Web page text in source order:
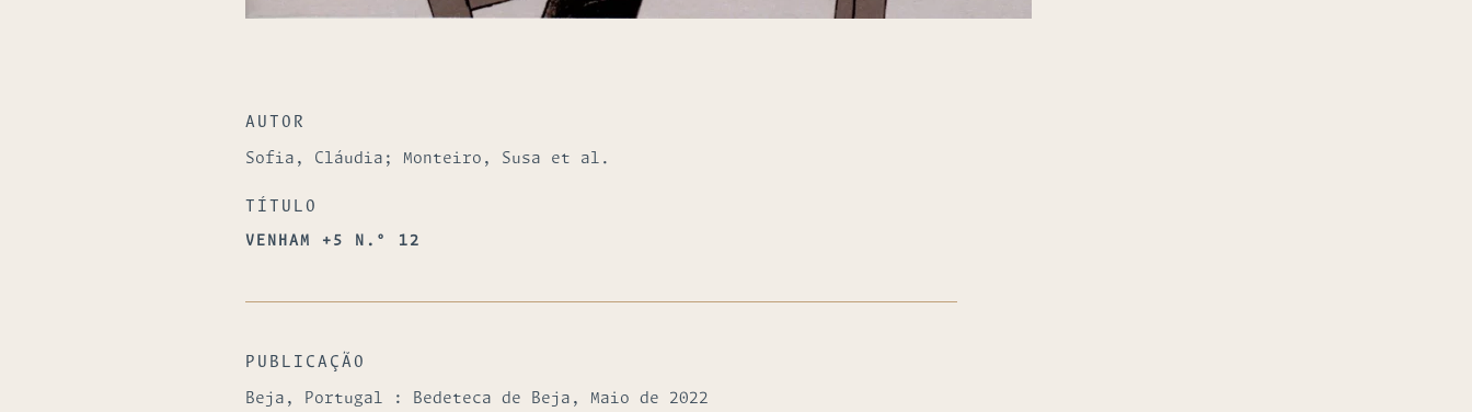
AUTOR
Sofia, Cláudia; Monteiro, Susa et al.
TÍTULO
VENHAM +5 N.º 12
PUBLICAÇÃO
Beja, Portugal : Bedeteca de Beja, Maio de 2022